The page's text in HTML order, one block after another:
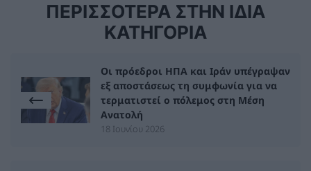
ΠΕΡΙΣΣΟΤΕΡΑ ΣΤΗΝ ΙΔΙΑ
ΚΑΤΗΓΟΡΙΑ
Οι πρόεδροι ΗΠΑ και Ιράν υπέγραψαν
εξ αποστάσεως τη συμφωνία για να
τερματιστεί ο πόλεμος στη Μέση
Ανατολή
18 Ιουνίου 2026